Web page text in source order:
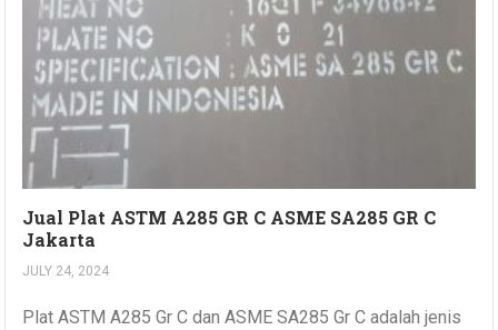
Jual Plat ASTM A285 GR C ASME SA285 GR C
Jakarta
JULY 24, 2024
Plat ASTM A285 Gr C dan ASME SA285 Gr C adalah jenis